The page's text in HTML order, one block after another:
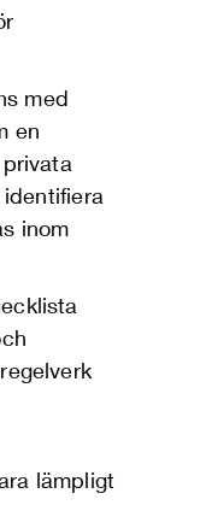
med
en
inom
lämpligt